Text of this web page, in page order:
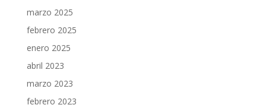
marzo 2025
febrero 2025
enero 2025
abril 2023
marzo 2023
febrero 2023